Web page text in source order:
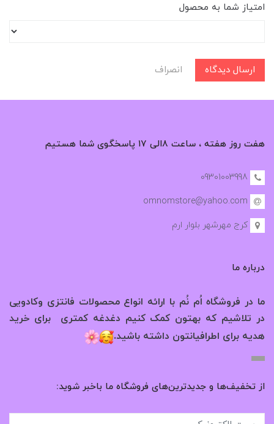
امتیاز شما به محصول
ارسال دیدگاه انصراف
هفت روز هفته ، ساعت ۸الی ۱۷ پاسخگوی شما هستیم
09301003998
omnomstore@yahoo.com
کرج مهرشهر بلوار ارم
درباره ما
ما در فروشگاه اُم نُم با ارائه انواع محصولات فانتزی وکادویی
در تلاشیم که بهتون کمک کنیم دغدغه کمتری برای خرید
هدیه برای اطرافیانتون داشته باشید.
از تخفیف‌ها و جدیدترین‌های فروشگاه ما باخبر شوید: